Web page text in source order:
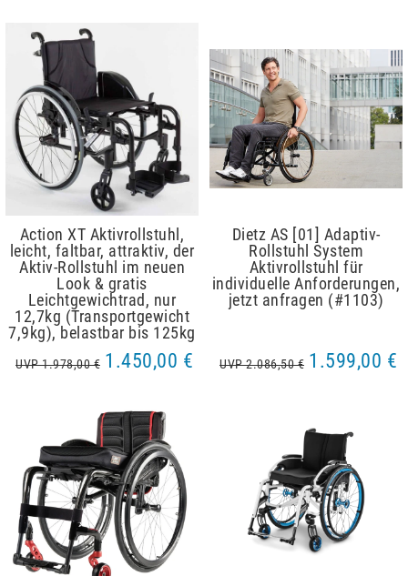
Action XT Aktivrollstuhl,
leicht, faltbar, attraktiv, der
Aktiv-Rollstuhl im neuen
Look & gratis
Leichtgewichtrad, nur
12,7kg (Transportgewicht
7,9kg), belastbar bis 125kg
UVP 1.978,00 € 1.450,00 €
Dietz AS [01] Adaptiv-
Rollstuhl System
Aktivrollstuhl für
individuelle Anforderungen,
jetzt anfragen (#1103)
UVP 2.086,50 € 1.599,00 €